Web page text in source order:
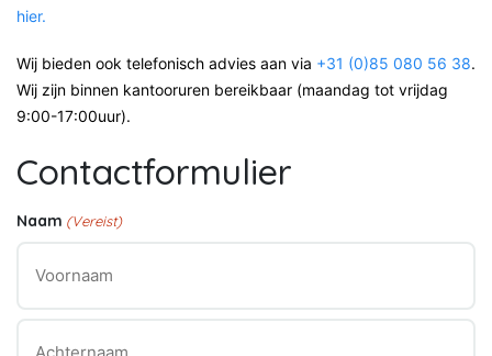
hier.
Wij bieden ook telefonisch advies aan via +31 (0)85 080 56 38.
Wij zijn binnen kantooruren bereikbaar (maandag tot vrijdag
9:00-17:00uur).
Contactformulier
Naam (Vereist)